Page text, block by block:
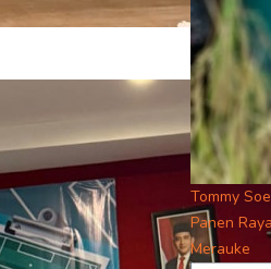
Tommy
Panen
Merauke